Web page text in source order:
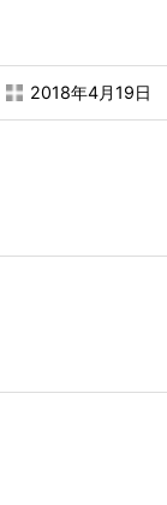
2018年4月19日